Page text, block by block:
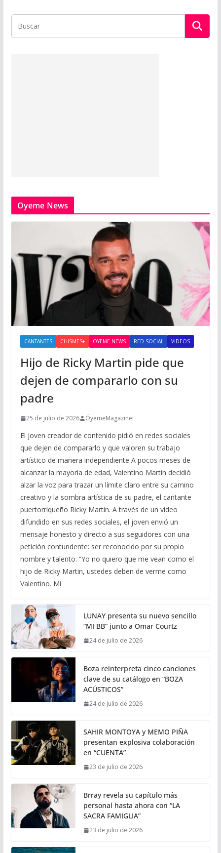
Oyeme News
CANTANTES CHISMES+ OYEME NEWS RED SOCIAL VIDEOS
Hijo de Ricky Martin pide que
dejen de compararlo con su
padre
25 de julio de 2026 ÓyemeMagazine!
El joven creador de contenido pidió en redes sociales
que dejen de compararlo y que valoren su trabajo
artístico de manera independiente A pocos meses de
alcanzar la mayoría de edad, Valentino Martin decidió
alzar la voz para trazar un límite claro entre su camino
creativo y la sombra artística de su padre, el cantante
puertorriqueño Ricky Martin. A través de un video
difundido en sus redes sociales, el joven envió un
mensaje honesto y directo a sus seguidores con una
petición contundente: ser reconocido por su propio
nombre y talento. “Yo no quiero que me vean como el
hijo de Ricky Martin, ustedes deben de verme como
Valentino. Mi
LUNAY presenta su nuevo sencillo
“MI BB” junto a Omar Courtz
24 de julio de 2026
Boza reinterpreta cinco canciones
clave de su catálogo en “BOZA
ACÚSTICOS”
24 de julio de 2026
SAHIR MONTOYA y MEMO PIÑA
presentan explosiva colaboración
en “CUENTA”
23 de julio de 2026
Brray revela su capítulo más
personal hasta ahora con “LA
SACRA FAMIGLIA”
23 de julio de 2026